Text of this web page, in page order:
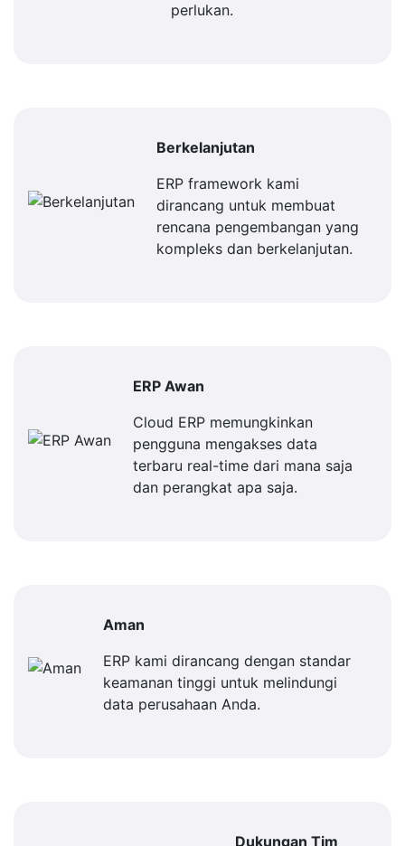
perlukan.
Berkelanjutan
ERP framework kami
dirancang untuk membuat
rencana pengembangan yang
kompleks dan berkelanjutan.
ERP Awan
Cloud ERP memungkinkan
pengguna mengakses data
terbaru real-time dari mana saja
dan perangkat apa saja.
Aman
ERP kami dirancang dengan standar
keamanan tinggi untuk melindungi
data perusahaan Anda.
Dukungan Tim